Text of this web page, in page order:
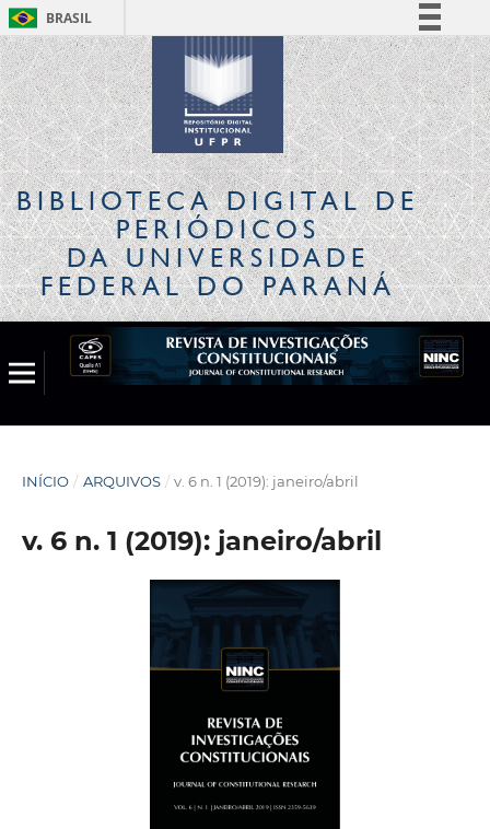
BRASIL
Simplifique!
Comunica BR
Participe
Acesso à informação
Legislação
Canais
BIBLIOTECA DIGITALDE
PERIÓDICOS
DA UNIVERSIDADE
FEDERAL DO PARANÁ
INÍCIO / ARQUIVOS / v. 6 n. 1 (2019): janeiro/abril
v. 6 n. 1 (2019): janeiro/abril